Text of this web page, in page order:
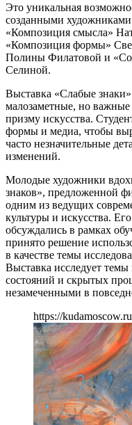
Это уникальная
созданными художниками
«Композиция смысла»
«Композиция формы»
Полины Филатовой и
Селиной.
Выставка «Слабые
малозаметные, но
призму искусства.
формы и медиа, чтобы
часто незначительные
изменений.
Молодые художники
знаков», предложенной
одним из ведущих
культуры и искусства.
обсуждались в рамках
принято решение
в качестве темы
Выставка исследует
состояний и скрытых
незамеченными в
https://